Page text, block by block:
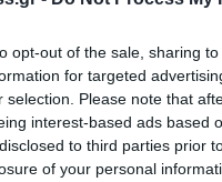
opt-out of the sale, sharing
for targeted
selection. Please note that
interest-based ads based
to third parties prior
of your personal
τουλάχιστον 67%.
οι ίδιοι ή μέσω
Ενότητας
ΑμεΑ για το